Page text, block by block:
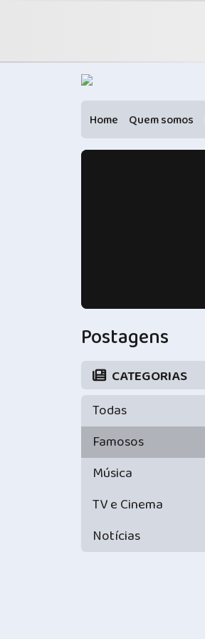
Home Quem somos
Postagens
CATEGORIAS
Todas
Famosos
Música
TV e Cinema
Notícias